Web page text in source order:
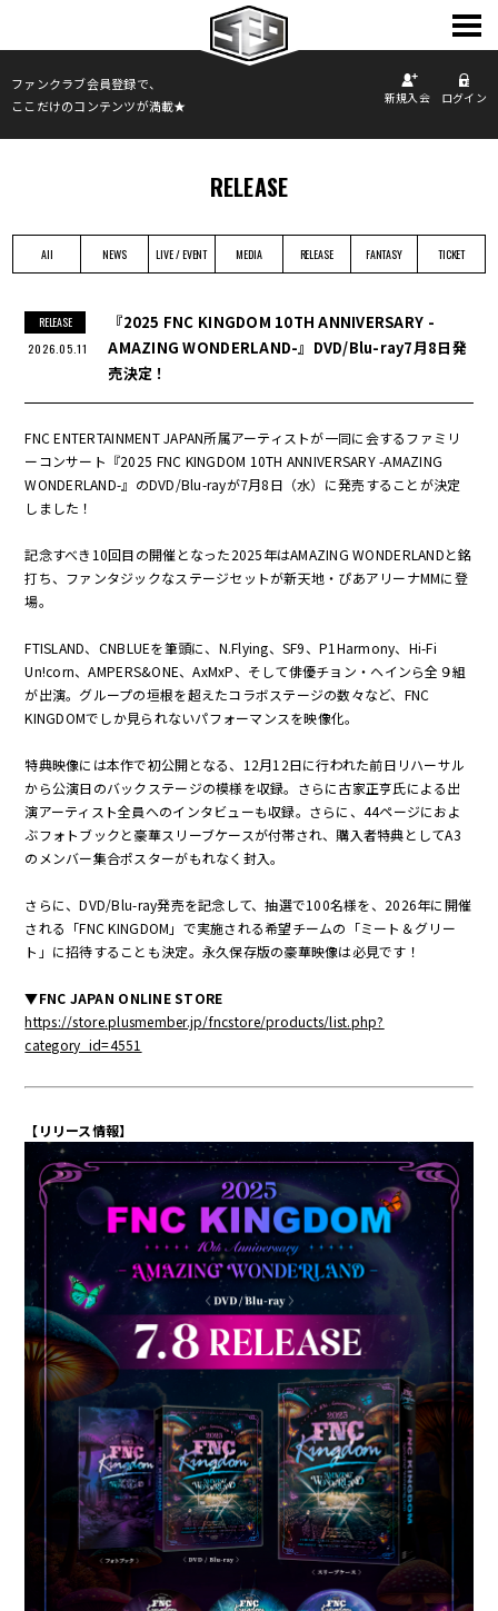
ファンクラブ会員登録で、
ここだけのコンテンツが満載★
新規入会 ログイン
PROFILE
DISCOGRAPHY
PHOTO
MOVIE
RELEASE
All NEWS LIVE / EVENT MEDIA RELEASE FANTASY TICKET
RELEASE
2026.05.11
『2025 FNC KINGDOM 10TH ANNIVERSARY -
AMAZING WONDERLAND-』DVD/Blu-ray7月8日発
売決定！
FNC ENTERTAINMENT JAPAN所属アーティストが一同に会するファミリ
ーコンサート『2025 FNC KINGDOM 10TH ANNIVERSARY -AMAZING
WONDERLAND-』のDVD/Blu-rayが7月8日（水）に発売することが決定
しました！
記念すべき10回目の開催となった2025年はAMAZING WONDERLANDと銘
打ち、ファンタジックなステージセットが新天地・ぴあアリーナMMに登
場。
FTISLAND、CNBLUEを筆頭に、N.Flying、SF9、P1Harmony、Hi-Fi
Un!corn、AMPERS&ONE、AxMxP、そして俳優チョン・ヘインら全９組
が出演。グループの垣根を超えたコラボステージの数々など、FNC
KINGDOMでしか見られないパフォーマンスを映像化。
特典映像には本作で初公開となる、12月12日に行われた前日リハーサル
から公演日のバックステージの模様を収録。さらに古家正亨氏による出
演アーティスト全員へのインタビューも収録。さらに、44ページにおよ
ぶフォトブックと豪華スリーブケースが付帯され、購入者特典としてA3
のメンバー集合ポスターがもれなく封入。
さらに、DVD/Blu-ray発売を記念して、抽選で100名様を、2026年に開催
される「FNC KINGDOM」で実施される希望チームの「ミート＆グリー
ト」に招待することも決定。永久保存版の豪華映像は必見です！
▼FNC JAPAN ONLINE STORE
https://store.plusmember.jp/fncstore/products/list.php?
category_id=4551
【リリース情報】